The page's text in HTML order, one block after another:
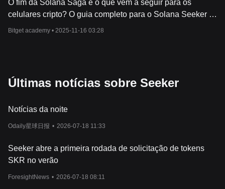
O fim da Solana Saga e o que vem a seguir para os
celulares cripto? O guia completo para o Solana Seeker e
o Trump Phone
Bitget academy • 2025-11-16 03:28
Últimas notícias sobre Seeker
Notícias da noite
Odaily星球日报 • 2026-07-18 11:33
Seeker abre a primeira rodada de solicitação de tokens
SKR no verão
ForesightNews • 2026-07-18 08:11